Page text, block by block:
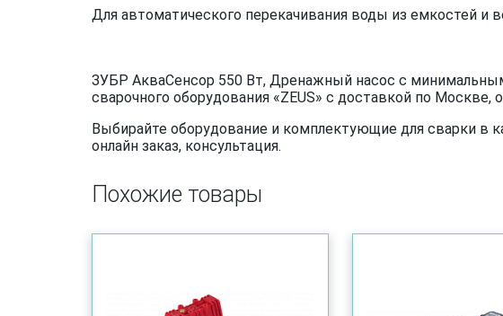
Для автоматического перекачивания воды из емкостей и
ЗУБР АкваСенсор 550 Вт, Дренажный насос с
сварочного оборудования «ZEUS» с доставкой по Москве,
Выбирайте оборудование и комплектующие для сварки в
онлайн заказ, консультация.
Похожие товары